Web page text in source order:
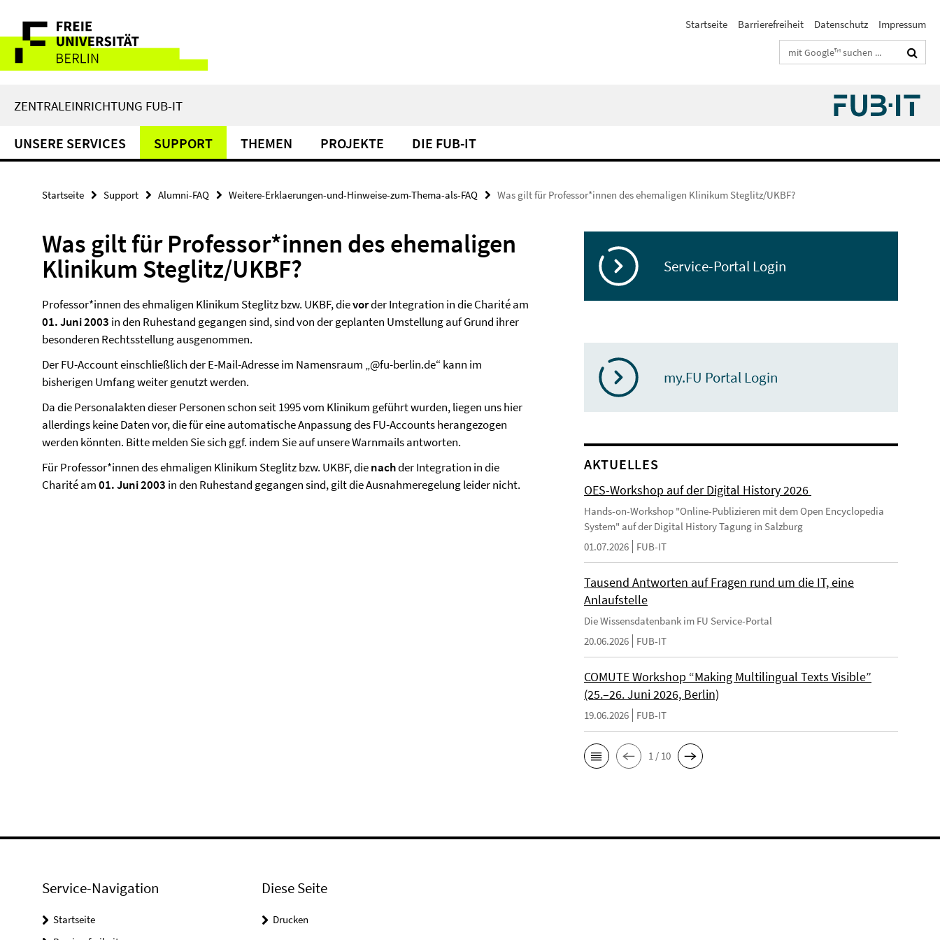
direkt
Inhalt
Service-
Navigation
Startseite Barrierefreiheit Datenschutz
Impressum
Suchbegriffe
ZENTRALEINRICHTUNG FUB-IT
UNSERE SERVICES SUPPORT THEMEN PROJEKTE DIE FUB-IT
Startseite Support Alumni-FAQ Weitere-Erklaerungen-und-Hinweise-zum-Thema-als-FAQ Was gilt für Professor*innen des ehemaligen Klinikum Steglitz/UKBF?
Was gilt für Professor*innen des ehemaligen
Klinikum Steglitz/UKBF?
Professor*innen des ehmaligen Klinikum Steglitz bzw. UKBF, dievorder Integration in die Charité am
01. Juni 2003 in den Ruhestand gegangen sind, sind von der geplanten Umstellung auf Grund ihrer
besonderen Rechtsstellung ausgenommen.
Der FU-Account einschließlich der E-Mail-Adresse im Namensraum „@fu-berlin.de“ kann im
bisherigen Umfang weiter genutzt werden.
Da die Personalakten dieser Personen schon seit 1995 vom Klinikum geführt wurden, liegen uns hier
allerdings keine Daten vor, die für eine automatische Anpassung des FU-Accounts herangezogen
werden könnten. Bitte melden Sie sich ggf. indem Sie auf unsere Warnmails antworten.
Für Professor*innen des ehmaligen Klinikum Steglitz bzw. UKBF, dienachder Integration in die
Charité am01. Juni 2003 in den Ruhestand gegangen sind, gilt die Ausnahmeregelung leider nicht.
Service-Portal Login
my.FU Portal Login
AKTUELLES
OES-Workshop auf der Digital History 2026
Hands-on-Workshop "Online-Publizieren mit dem Open Encyclopedia
System" auf der Digital History Tagung in Salzburg
01.07.2026
FUB-IT
Tausend Antworten auf Fragen rund um die IT, eine
Anlaufstelle
Die Wissensdatenbank im FU Service-Portal
20.06.2026
FUB-IT
COMUTE Workshop “Making Multilingual Texts Visible”
(25.–26. Juni 2026, Berlin)
19.06.2026 FUB-IT
1 / 10
Service-Navigation
Startseite
Diese Seite
Drucken